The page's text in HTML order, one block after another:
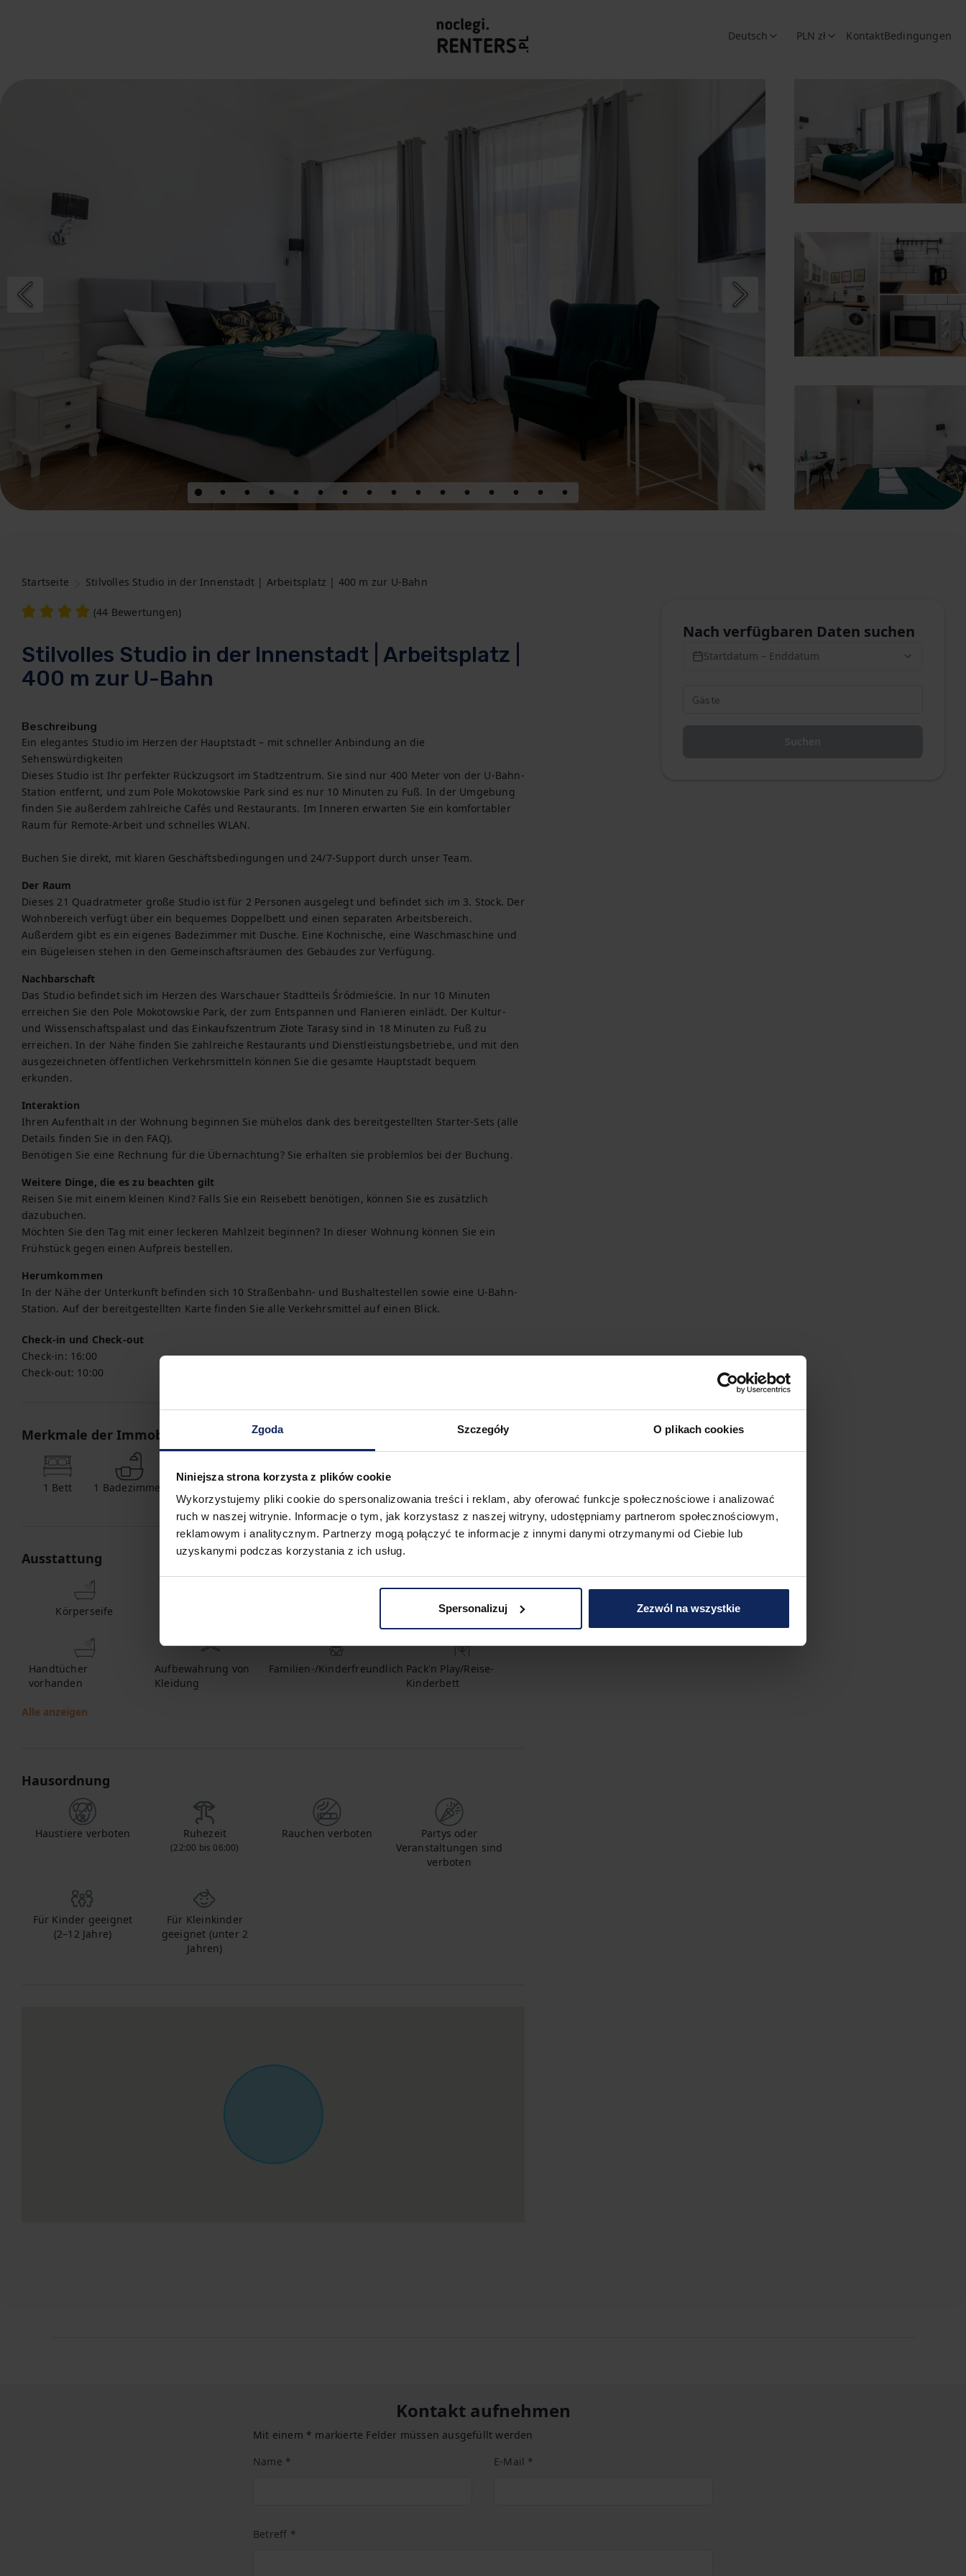
Zgoda Szczegóły O plikach cookies
Niniejsza strona korzysta z plików cookie
Wykorzystujemy pliki cookie do spersonalizowania treści i reklam, aby oferować funkcje społecznościowe i analizować
ruch w naszej witrynie. Informacje o tym, jak korzystasz z naszej witryny, udostępniamy partnerom społecznościowym,
reklamowym i analitycznym. Partnerzy mogą połączyć te informacje z innymi danymi otrzymanymi od Ciebie lub
uzyskanymi podczas korzystania z ich usług.
Spersonalizuj Zezwól na wszystkie
Deutsch PLN zł KontaktBedingungen
Startseite Stilvolles Studio in der Innenstadt | Arbeitsplatz | 400 m zur U-Bahn
(44 Bewertungen)
Stilvolles Studio in der Innenstadt | Arbeitsplatz |
400 m zur U-Bahn
Beschreibung
Ein elegantes Studio im Herzen der Hauptstadt – mit schneller Anbindung an die
Sehenswürdigkeiten
Dieses Studio ist Ihr perfekter Rückzugsort im Stadtzentrum. Sie sind nur 400 Meter von der U-Bahn-
Station entfernt, und zum Pole Mokotowskie Park sind es nur 10 Minuten zu Fuß. In der Umgebung
finden Sie außerdem zahlreiche Cafés und Restaurants. Im Inneren erwarten Sie ein komfortabler
Raum für Remote-Arbeit und schnelles WLAN.
Buchen Sie direkt, mit klaren Geschäftsbedingungen und 24/7-Support durch unser Team.
Der Raum
Dieses 21 Quadratmeter große Studio ist für 2 Personen ausgelegt und befindet sich im 3. Stock. Der
Wohnbereich verfügt über ein bequemes Doppelbett und einen separaten Arbeitsbereich.
Außerdem gibt es ein eigenes Badezimmer mit Dusche. Eine Kochnische, eine Waschmaschine und
ein Bügeleisen stehen in den Gemeinschaftsräumen des Gebäudes zur Verfügung.
Nachbarschaft
Das Studio befindet sich im Herzen des Warschauer Stadtteils Śródmieście. In nur 10 Minuten
erreichen Sie den Pole Mokotowskie Park, der zum Entspannen und Flanieren einlädt. Der Kultur-
und Wissenschaftspalast und das Einkaufszentrum Złote Tarasy sind in 18 Minuten zu Fuß zu
erreichen. In der Nähe finden Sie zahlreiche Restaurants und Dienstleistungsbetriebe, und mit den
ausgezeichneten öffentlichen Verkehrsmitteln können Sie die gesamte Hauptstadt bequem
erkunden.
Interaktion
Ihren Aufenthalt in der Wohnung beginnen Sie mühelos dank des bereitgestellten Starter-Sets (alle
Details finden Sie in den FAQ).
Benötigen Sie eine Rechnung für die Übernachtung? Sie erhalten sie problemlos bei der Buchung.
Weitere Dinge, die es zu beachten gilt
Reisen Sie mit einem kleinen Kind? Falls Sie ein Reisebett benötigen, können Sie es zusätzlich
dazubuchen.
Möchten Sie den Tag mit einer leckeren Mahlzeit beginnen? In dieser Wohnung können Sie ein
Frühstück gegen einen Aufpreis bestellen.
Herumkommen
In der Nähe der Unterkunft befinden sich 10 Straßenbahn- und Bushaltestellen sowie eine U-Bahn-
Station. Auf der bereitgestellten Karte finden Sie alle Verkehrsmittel auf einen Blick.
Check-in und Check-out
Check-in: 16:00
Check-out: 10:00
Merkmale der Immobilie
1 Bett 1 Badezimmer
Ausstattung
Körperseife Duschgel
Handtücher
vorhanden
Aufbewahrung von
Kleidung
Familien-/Kinderfreundlich Pack'n Play/Reise-
Kinderbett
Alle anzeigen
Hausordnung
Haustiere verboten Ruhezeit
(22:00 bis 06:00)
Rauchen verboten
Partys oder
Veranstaltungen sind
verboten
Für Kinder geeignet
(2–12 Jahre)
Für Kleinkinder
geeignet (unter 2
Jahren)
Nach verfügbaren Daten suchen
Startdatum – Enddatum
Kontakt aufnehmen
Mit einem * markierte Felder müssen ausgefüllt werden
Name *
E-Mail *
Betreff *